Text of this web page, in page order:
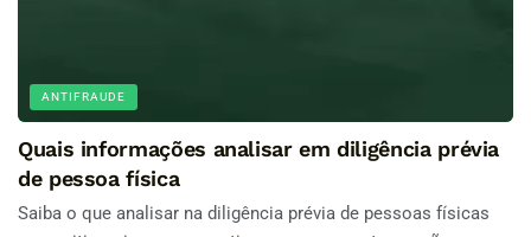
ANTIFRAUDE
Quais informações analisar em diligência prévia
de pessoa física
Saiba o que analisar na diligência prévia de pessoas físicas